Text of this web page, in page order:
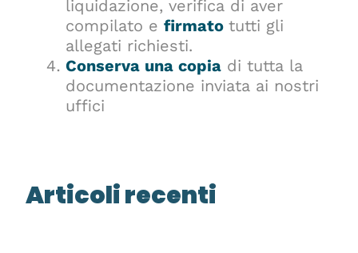
liquidazione, verifica di aver
compilato efirmatotutti gli
allegati richiesti.
Conserva una copia di tutta la
documentazione inviata ai nostri
uffici
Articoli recenti